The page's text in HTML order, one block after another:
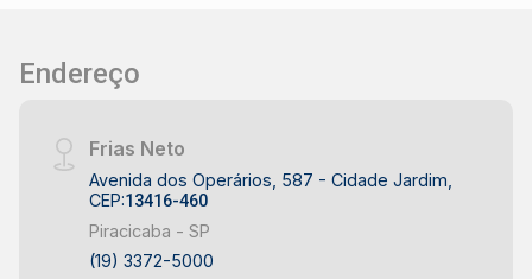
Endereço
Frias Neto
Avenida dos Operários, 587 - Cidade Jardim,
CEP:13416-460
Piracicaba - SP
(19) 3372-5000